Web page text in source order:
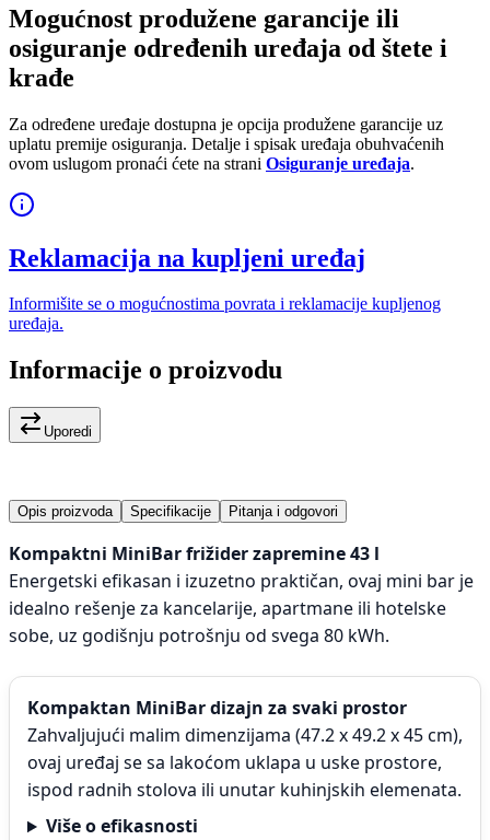
Mogućnost produžene garancije ili
osiguranje određenih uređaja od štete i
krađe
Za određene uređaje dostupna je opcija produžene garancije uz
uplatu premije osiguranja. Detalje i spisak uređaja obuhvaćenih
ovom uslugom pronaći ćete na strani Osiguranje uređaja.
Reklamacija na kupljeni uređaj
Informišite se o mogućnostima povrata i reklamacije kupljenog
uređaja.
Informacije o proizvodu
Uporedi
Opis proizvoda Specifikacije Pitanja i odgovori
Kompaktni MiniBar frižider zapremine 43 l
Energetski efikasan i izuzetno praktičan, ovaj mini bar je
idealno rešenje za kancelarije, apartmane ili hotelske
sobe, uz godišnju potrošnju od svega 80 kWh.
Kompaktan MiniBar dizajn za svaki prostor
Zahvaljujući malim dimenzijama (47.2 x 49.2 x 45 cm),
ovaj uređaj se sa lakoćom uklapa u uske prostore,
ispod radnih stolova ili unutar kuhinjskih elemenata.
Više o efikasnosti